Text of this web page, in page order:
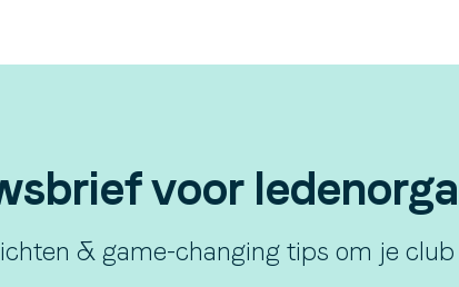
voor
& game-changing tips om je